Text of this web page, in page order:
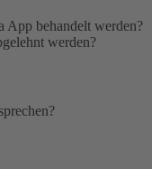
App behandelt werden?
werden?